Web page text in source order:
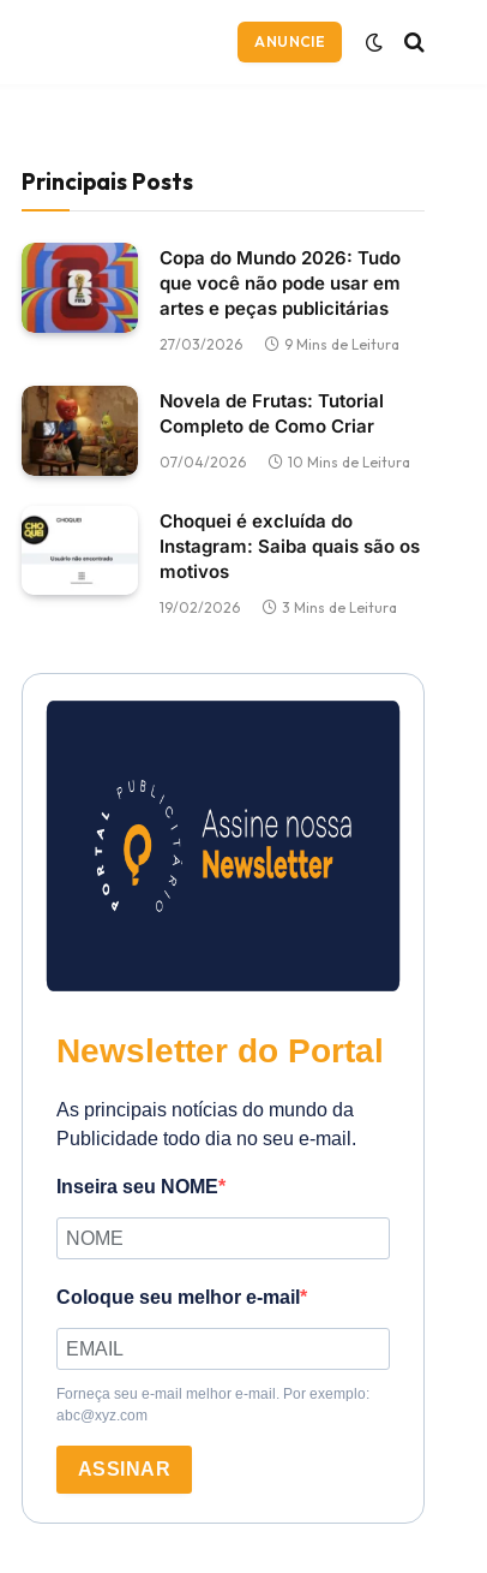
ANUNCIE
Principais Posts
Copa do Mundo 2026: Tudo
que você não pode usar em
artes e peças publicitárias
27/03/2026 9 Mins de Leitura
Novela de Frutas: Tutorial
Completo de Como Criar
07/04/2026 10 Mins de Leitura
Choquei é excluída do
Instagram: Saiba quais são os
motivos
19/02/2026 3 Mins de Leitura
Newsletter do Portal
As principais notícias do mundo da
Publicidade todo dia no seu e-mail.
Inseira seu NOME
Coloque seu melhor e-mail
Forneça seu e-mail melhor e-mail. Por exemplo:
abc@xyz.com
ASSINAR